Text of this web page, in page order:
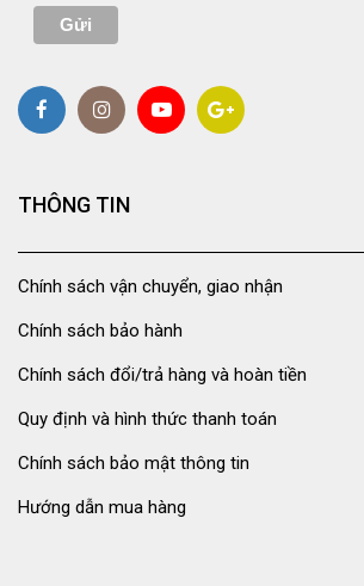
THÔNG TIN
Chính sách vận chuyển, giao nhận
Chính sách bảo hành
Chính sách đổi/trả hàng và hoàn tiền
Quy định và hình thức thanh toán
Chính sách bảo mật thông tin
Hướng dẫn mua hàng